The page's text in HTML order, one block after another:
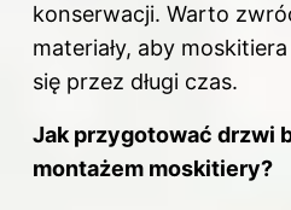
konserwacji. Warto
materiały, aby
się przez długi czas.
Jak przygotować drzwi
montażem moskitiery?